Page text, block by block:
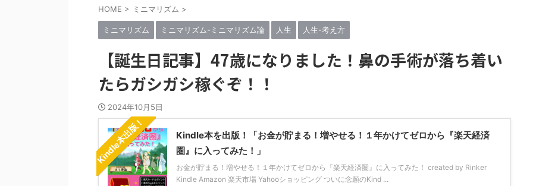
HOME > ミニマリズム >
ミニマリズム ミニマリズム-ミニマリズム論 人生 人生-考え方
【誕生日記事】47歳になりました！鼻の手術が落ち着い
たらガシガシ稼ぐぞ！！
2024年10月5日
Kindle本出版！
Kindle本を出版！「お金が貯まる！増やせる！１年かけてゼロから『楽天経済
圏』に入ってみた！」
お金が貯まる！増やせる！１年かけてゼロから『楽天経済圏』に入ってみた！ created by Rinker
Kindle Amazon 楽天市場 Yahooショッピング ついに念願のKind ...